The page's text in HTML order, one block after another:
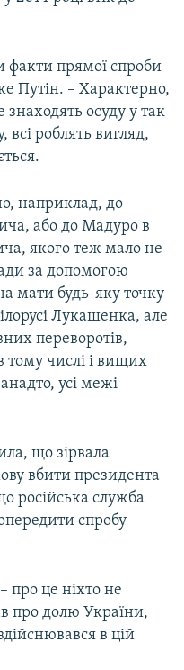
прямої спроби
Путін. – Характерно,
знаходять осуду у так
всі роблять вигляд,
наприклад, до
або до Мадуро в
якого теж мало не
за допомогою
мати будь-яку точку
Лукашенка, але
переворотів,
тому числі і вищих
усі межі
що зірвала
вбити президента
російська служба
спробу
про це ніхто не
про долю України,
в цій